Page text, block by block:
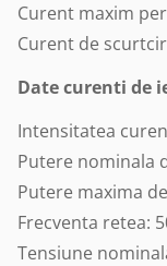
Curent maxim per
Curent de
Date curenti de
Intensitatea
Putere nominala
Putere maxima
Frecventa retea:
Tensiune